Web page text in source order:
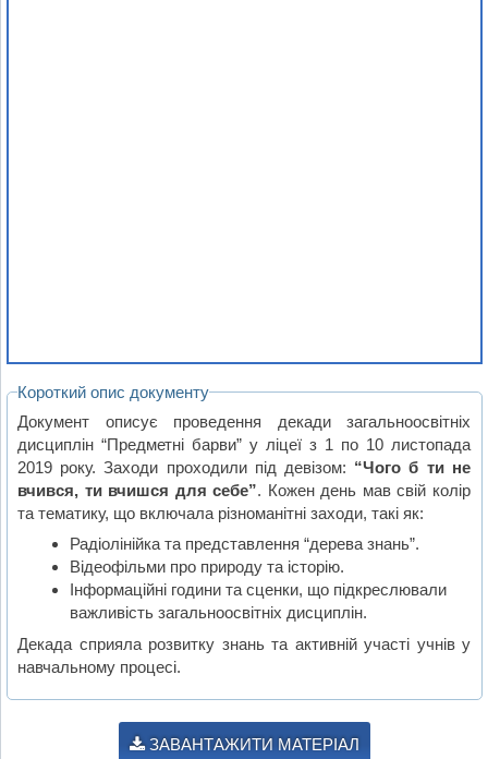
Короткий опис документу
Документ описує проведення декади загальноосвітніх
дисциплін “Предметні барви” у ліцеї з 1 по 10 листопада
2019 року. Заходи проходили під девізом: “Чого б ти не
вчився, ти вчишся для себе”. Кожен день мав свій колір
та тематику, що включала різноманітні заходи, такі як:
Радіолінійка та представлення “дерева знань”.
Відеофільми про природу та історію.
Інформаційні години та сценки, що підкреслювали
важливість загальноосвітніх дисциплін.
Декада сприяла розвитку знань та активній участі учнів у
навчальному процесі.
ЗАВАНТАЖИТИ МАТЕРІАЛ